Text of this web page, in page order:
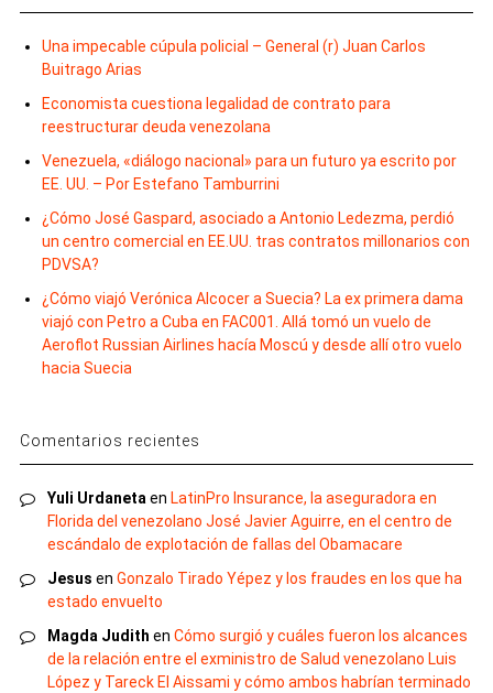
Una impecable cúpula policial – General (r) Juan Carlos
Buitrago Arias
Economista cuestiona legalidad de contrato para
reestructurar deuda venezolana
Venezuela, «diálogo nacional» para un futuro ya escrito por
EE. UU. – Por Estefano Tamburrini
¿Cómo José Gaspard, asociado a Antonio Ledezma, perdió
un centro comercial en EE.UU. tras contratos millonarios con
PDVSA?
¿Cómo viajó Verónica Alcocer a Suecia? La ex primera dama
viajó con Petro a Cuba en FAC001. Allá tomó un vuelo de
Aeroflot Russian Airlines hacía Moscú y desde allí otro vuelo
hacia Suecia
Comentarios recientes
Yuli Urdanetaen LatinPro Insurance, la aseguradora en
Florida del venezolano José Javier Aguirre, en el centro de
escándalo de explotación de fallas del Obamacare
Jesus en Gonzalo Tirado Yépez y los fraudes en los que ha
estado envuelto
Magda Judith en Cómo surgió y cuáles fueron los alcances
de la relación entre el exministro de Salud venezolano Luis
López y Tareck El Aissami y cómo ambos habrían terminado